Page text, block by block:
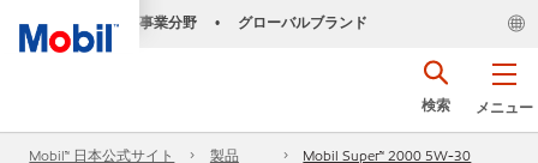
事業分野 • グローバルブランド
メニュー
検索
Mobil™ 日本公式サイト 製品 Mobil Super™ 2000 5W-30